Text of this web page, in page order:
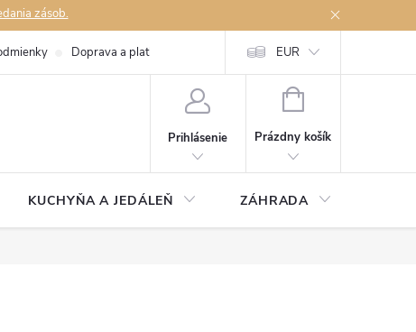
zásob.
Doprava a platby Podmienky ochrany osobných údajov
EUR
Prihlásenie
NÁKUPNÝ
Prázdny košík
KUCHYŇA A JEDÁLEŇ ZÁHRADA